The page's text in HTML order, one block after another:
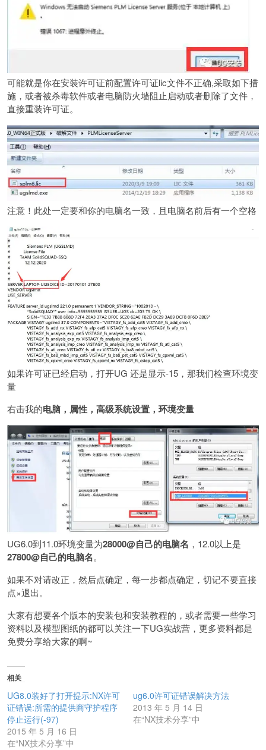
可能就是你在安装许可证前配置许可证lic文件不正确,采取如下措
施，或者被杀毒软件或者电脑防火墙阻止启动或者删除了文件，
直接重装许可证。
注意！此处一定要和你的电脑名一致，且电脑名前后有一个空格
如果许可证已经启动，打开UG 还是显示-15，那我们检查环境变
量
右击我的电脑，属性，高级系统设置，环境变量
UG6.0到11.0环境变量为28000@自己的电脑名 ，12.0以上是
27800@自己的电脑名。
如果不对请改正，然后点确定，每一步都点确定，切记不要直接
点×退出。
大家有想要各个版本的安装包和安装教程的，或者需要一些学习
资料以及模型图纸的都可以关注一下UG实战营，更多资料都是
免费分享给大家的啊~
相关
UG8.0装好了打开提示:NX许可
证错误:所需的提供商守护程序
停止运行(-97)
2015 年 5 月 16 日
在“NX技术分享”中
ug6.0许可证错误解决方法
2013 年 5 月 14 日
在“NX技术分享”中